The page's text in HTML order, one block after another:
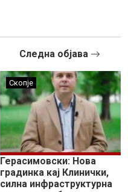
Следна објава
Скопје
Герасимовски: Нова
градинка кај Клинички,
силна инфраструктурна